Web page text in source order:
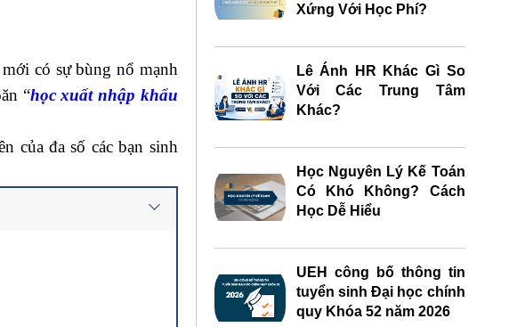
có sự bùng nổ mạnh
“học xuất nhập khẩu
của đa số các bạn sinh
Xứng Với Học Phí?
Lê Ánh HR Khác Gì So
Với Các Trung Tâm
Khác?
Học Nguyên Lý Kế Toán
Có Khó Không? Cách
Học Dễ Hiểu
UEH công bố thông tin
tuyển sinh Đại học chính
quy Khóa 52 năm 2026